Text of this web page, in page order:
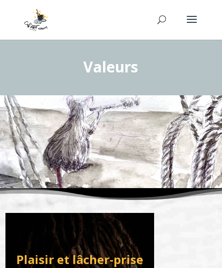
Valeurs
Plaisir et lâcher-prise